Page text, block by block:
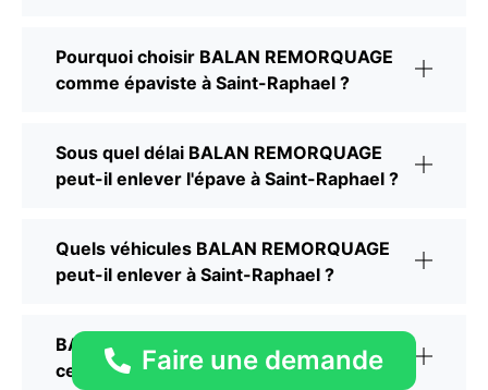
Pourquoi choisir BALAN REMORQUAGE
comme épaviste à Saint-Raphael ?
Sous quel délai BALAN REMORQUAGE
peut-il enlever l'épave à Saint-Raphael ?
Quels véhicules BALAN REMORQUAGE
peut-il enlever à Saint-Raphael ?
BALAN REMORQUAGE délivre-t-il bien un
certificat de destruction à Saint-Raphael ?
Faire une demande